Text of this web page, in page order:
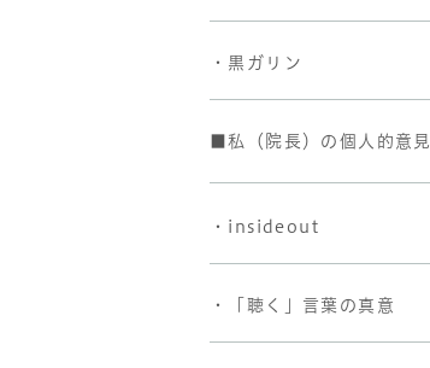
・黒ガリン
■私（院長）の個人的意見
・insideout
・「聴く」言葉の真意